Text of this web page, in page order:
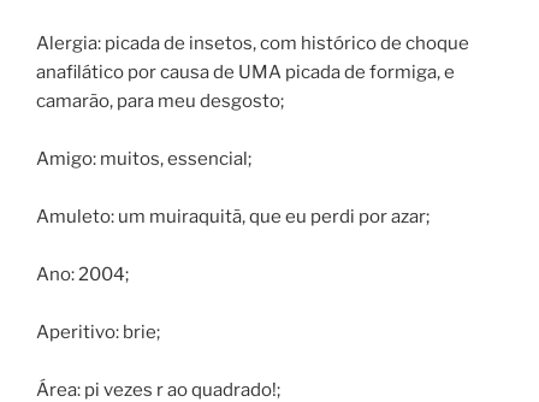
Alergia: picada de insetos, com histórico de choque
anafilático por causa de UMA picada de formiga, e
camarão, para meu desgosto;
Amigo: muitos, essencial;
Amuleto: um muiraquitã, que eu perdi por azar;
Ano: 2004;
Aperitivo: brie;
Área: pi vezes r ao quadrado!;